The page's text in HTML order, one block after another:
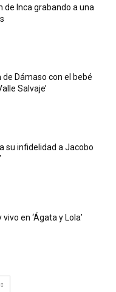
de Inca grabando a una
de Dámaso con el bebé
Salvaje’
su infidelidad a Jacobo
en ‘Ágata y Lola’